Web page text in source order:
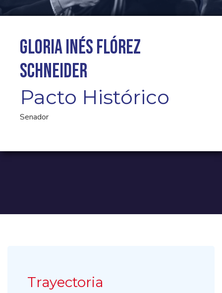
Gloria Inés Flórez
Schneider
Pacto Histórico
Senador
Trayectoria